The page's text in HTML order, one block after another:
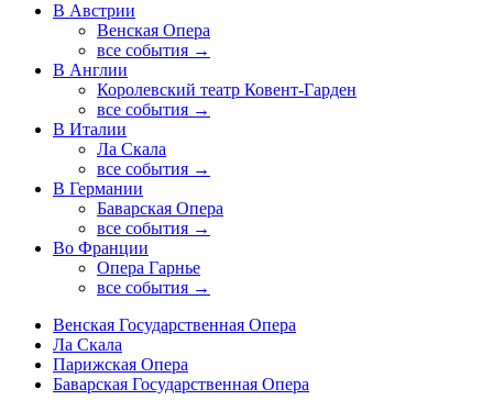
В Австрии
Венская Опера
все события →
В Англии
Королевский театр Ковент-Гарден
все события →
В Италии
Ла Скала
все события →
В Германии
Баварская Опера
все события →
Во Франции
Опера Гарнье
все события →
Венская Государственная Опера
Ла Скала
Парижская Опера
Баварская Государственная Опера